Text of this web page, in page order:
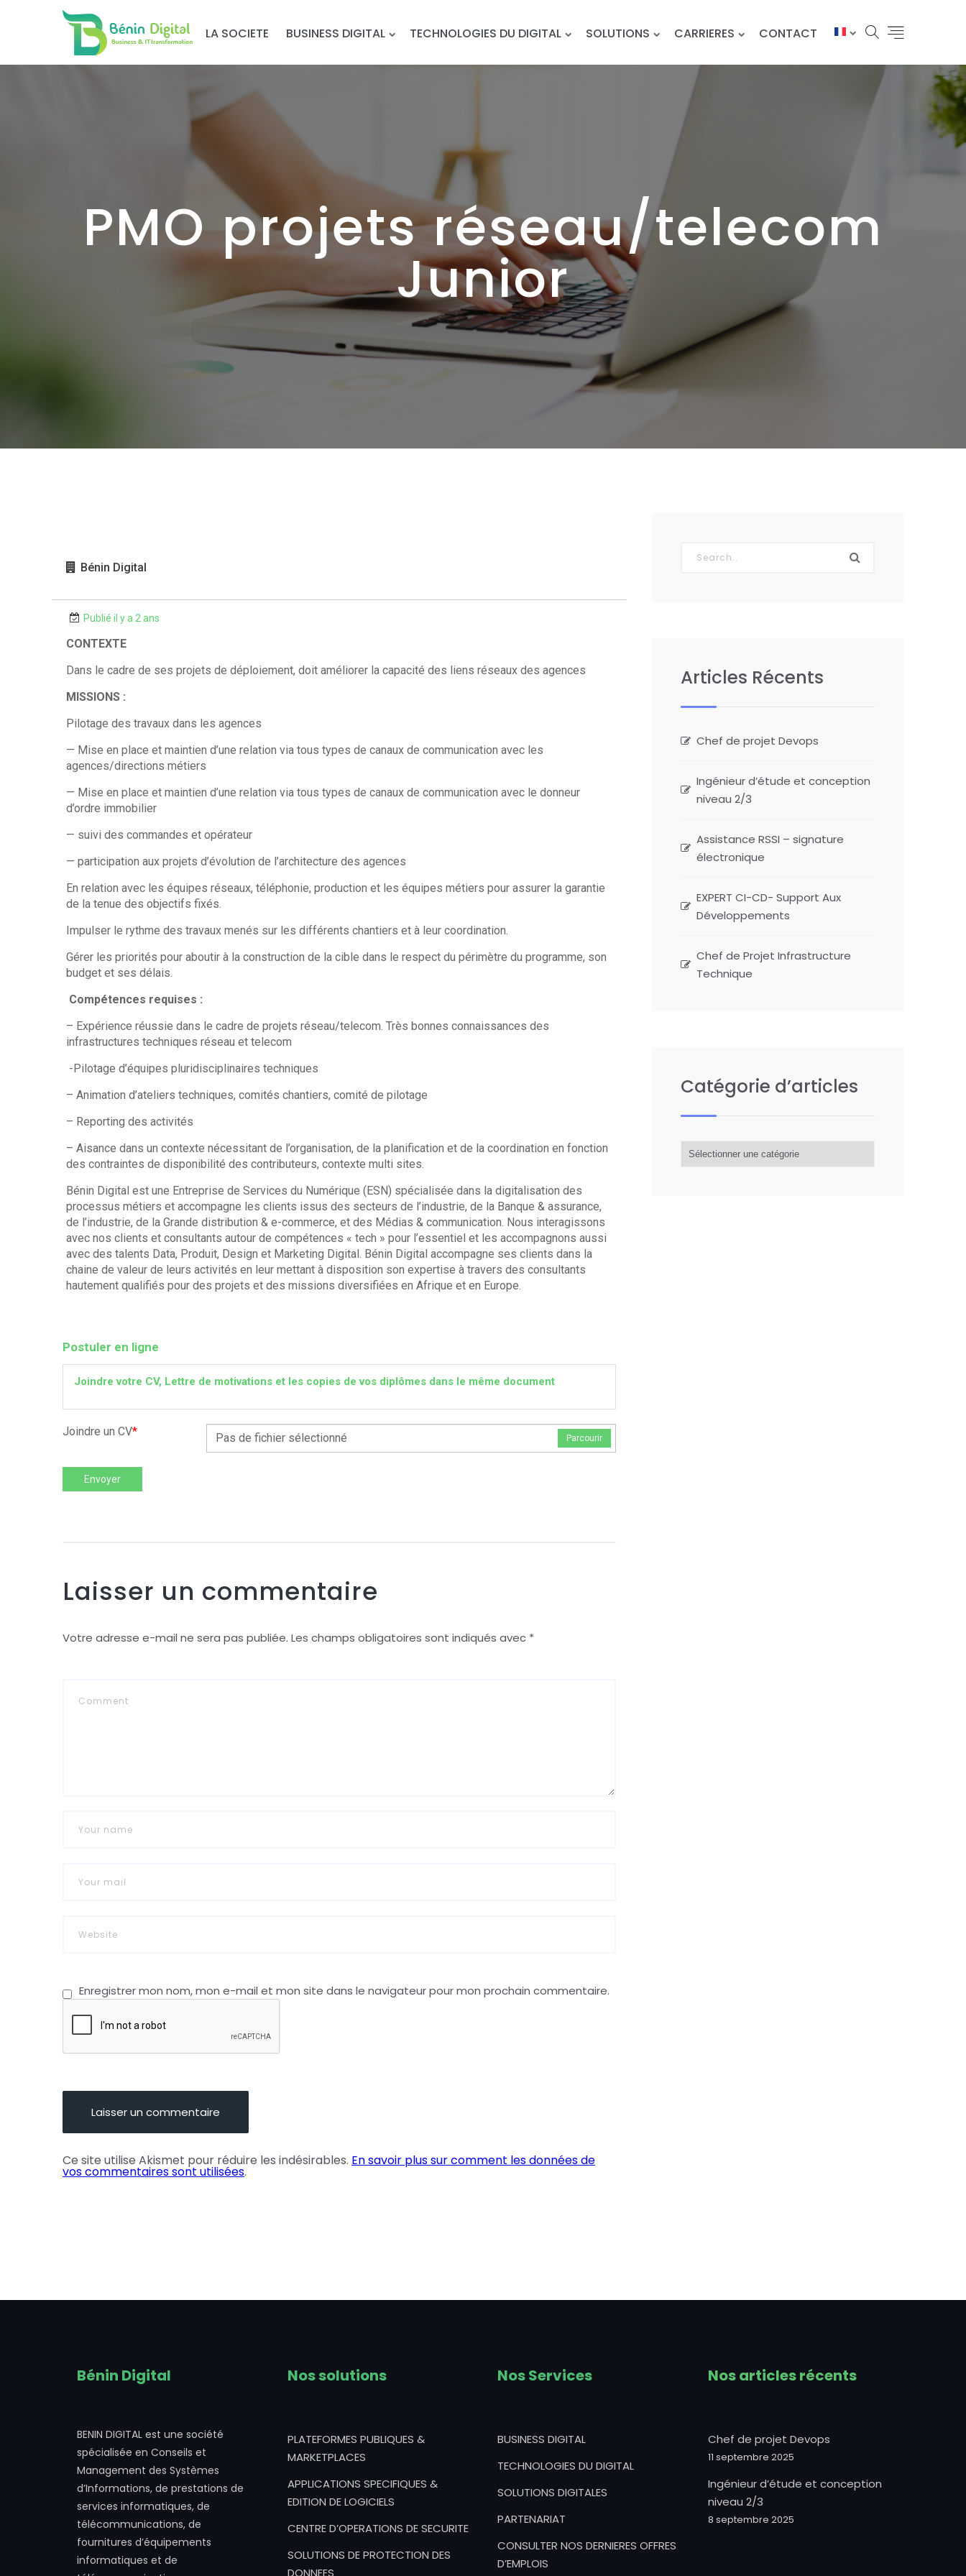
LA SOCIETE BUSINESS DIGITAL TECHNOLOGIES DU DIGITAL SOLUTIONS CARRIERES CONTACT
PMO projets réseau/telecom
Junior
Bénin Digital
Publié il y a 2 ans
CONTEXTE
Dans le cadre de ses projets de déploiement, doit améliorer la capacité des liens réseaux des agences
MISSIONS :
Pilotage des travaux dans les agences
— Mise en place et maintien d’une relation via tous types de canaux de communication avec les
agences/directions métiers
— Mise en place et maintien d’une relation via tous types de canaux de communication avec le donneur
d’ordre immobilier
— suivi des commandes et opérateur
— participation aux projets d’évolution de l’architecture des agences
En relation avec les équipes réseaux, téléphonie, production et les équipes métiers pour assurer la garantie
de la tenue des objectifs fixés.
Impulser le rythme des travaux menés sur les différents chantiers et à leur coordination.
Gérer les priorités pour aboutir à la construction de la cible dans le respect du périmètre du programme, son
budget et ses délais.
Compétences requises :
– Expérience réussie dans le cadre de projets réseau/telecom. Très bonnes connaissances des
infrastructures techniques réseau et telecom
-Pilotage d’équipes pluridisciplinaires techniques
– Animation d’ateliers techniques, comités chantiers, comité de pilotage
– Reporting des activités
– Aisance dans un contexte nécessitant de l’organisation, de la planification et de la coordination en fonction
des contraintes de disponibilité des contributeurs, contexte multi sites.
Bénin Digital est une Entreprise de Services du Numérique (ESN) spécialisée dans la digitalisation des
processus métiers et accompagne les clients issus des secteurs de l’industrie, de la Banque & assurance,
de l’industrie, de la Grande distribution & e-commerce, et des Médias & communication. Nous interagissons
avec nos clients et consultants autour de compétences « tech » pour l’essentiel et les accompagnons aussi
avec des talents Data, Produit, Design et Marketing Digital. Bénin Digital accompagne ses clients dans la
chaine de valeur de leurs activités en leur mettant à disposition son expertise à travers des consultants
hautement qualifiés pour des projets et des missions diversifiées en Afrique et en Europe.
Postuler en ligne
Joindre votre CV, Lettre de motivations et les copies de vos diplômes dans le même document
Joindre un CV* Pas de fichier sélectionné Parcourir
Envoyer
Laisser un commentaire
Votre adresse e-mail ne sera pas publiée. Les champs obligatoires sont indiqués avec *
Enregistrer mon nom, mon e-mail et mon site dans le navigateur pour mon prochain commentaire.
Ce site utilise Akismet pour réduire les indésirables. En savoir plus sur comment les données de
vos commentaires sont utilisées.
Articles Récents
Chef de projet Devops
Ingénieur d’étude et conception
niveau 2/3
Assistance RSSI – signature
électronique
EXPERT CI-CD- Support Aux
Développements
Chef de Projet Infrastructure
Technique
Catégorie d’articles
d’articles
Bénin Digital
BENIN DIGITAL est une société
spécialisée en Conseils et
Management des Systèmes
d’Informations, de prestations de
services informatiques, de
télécommunications, de
fournitures d’équipements
informatiques et de
Nos solutions
PLATEFORMES PUBLIQUES &
MARKETPLACES
APPLICATIONS SPECIFIQUES &
EDITION DE LOGICIELS
CENTRE D’OPERATIONS DE SECURITE
SOLUTIONS DE PROTECTION DES
DONNEES
Nos Services
BUSINESS DIGITAL
TECHNOLOGIES DU DIGITAL
SOLUTIONS DIGITALES
PARTENARIAT
CONSULTER NOS DERNIERES OFFRES
D’EMPLOIS
Nos articles récents
Chef de projet Devops
11 septembre 2025
Ingénieur d’étude et conception
niveau 2/3
8 septembre 2025